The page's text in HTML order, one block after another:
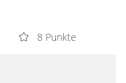
8 Punkte